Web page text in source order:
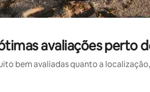
avaliações perto
bem avaliadas quanto a